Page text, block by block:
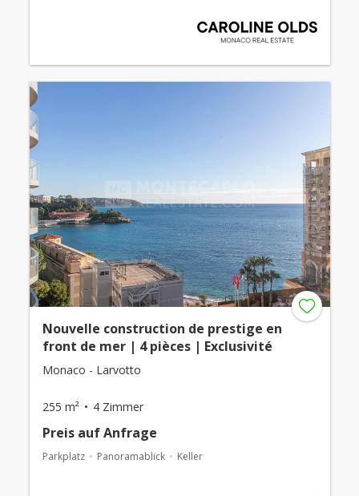
Nouvelle construction de prestige en
front de mer | 4 pièces | Exclusivité
Monaco - Larvotto
255 m² 4 Zimmer
Preis auf Anfrage
Parkplatz Panoramablick Keller